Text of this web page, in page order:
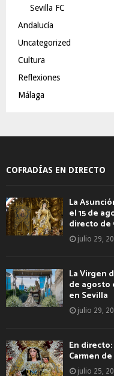
Sevilla FC
Andalucía
Uncategorized
Cultura
Reflexiones
Málaga
COFRADÍAS EN DIRECTO
La
el 15 de
directo de
julio 29,
La Virgen
de agosto
en Sevilla
julio 29,
En
Carmen
julio 25,